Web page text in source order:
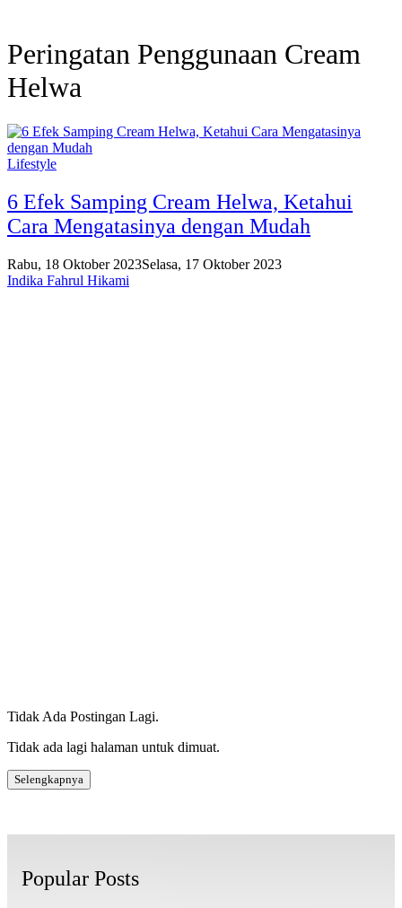
Peringatan Penggunaan Cream
Helwa
Lifestyle
6 Efek Samping Cream Helwa, Ketahui
Cara Mengatasinya dengan Mudah
Rabu, 18 Oktober 2023Selasa, 17 Oktober 2023
Indika Fahrul Hikami
Tidak Ada Postingan Lagi.
Tidak ada lagi halaman untuk dimuat.
Selengkapnya
Popular Posts